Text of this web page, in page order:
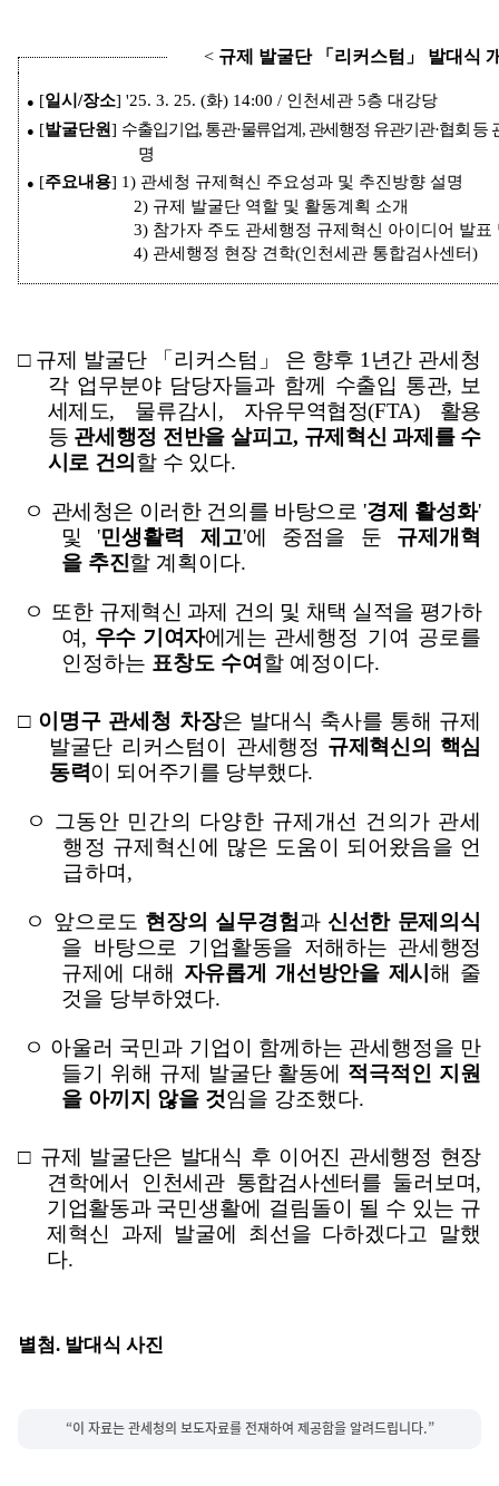
< 규제 발굴단 「 리커스텀 」 발대식
● [일시 /장소] '25. 3. 25. (화) 14:00 / 인천세관 5층 대강당
● [발굴단원] 수출입기업, 통관·물류업계 , 관세행정 유관기관·협회 등
명
● [주요내용] 1) 관세청 규제혁신 주요성과 및 추진방향 설명
2) 규제 발굴단 역할 및 활동계획 소개
3) 참가자 주도 관세행정 규제혁신 아이디어 발표
4) 관세행정 현장 견학(인천세관 통합검사센터)
□ 규제 발굴단 「 리커스텀」 은 향후 1년간 관세청
각 업무분야 담당자들과 함께 수출입 통관, 보
세제도, 물류감시 , 자유무역협정(FTA) 활용
등 관세행정 전반을 살피고, 규제혁신 과제를 수
시로 건의 할 수 있다.
ㅇ 관세청은 이러한 건의를 바탕으로 '경제 활성화'
및'민생활력 제고'에 중점을 둔 규제개혁
을 추진할 계획이다.
ㅇ 또한 규제혁신 과제 건의 및 채택 실적을 평가하
여, 우수 기여자에게는 관세행정 기여 공로를
인정하는 표창도 수여 할 예정이다.
□ 이명구 관세청 차장은 발대식 축사를 통해 규제
발굴단 리커스텀이 관세행정 규제혁신의 핵심
동력이 되어주기를 당부했다.
ㅇ 그동안 민간의 다양한 규제개선 건의가 관세
행정 규제혁신에 많은 도움이 되어왔음을 언
급하며 ,
ㅇ 앞으로도 현장의 실무경험과 신선한 문제의식
을 바탕으로 기업활동을 저해하는 관세행정
규제에 대해 자유롭게 개선방안을 제시해
줄
것을 당부하였다.
ㅇ 아울러 국민과 기업이 함께하는 관세행정을 만
들기 위해 규제 발굴단 활동에 적극적인 지원
을 아끼지 않을 것임을 강조했다.
□ 규제 발굴단은 발대식 후 이어진 관세행정 현장
견학에서 인천세관 통합검사센터를 둘러보며,
기업활동과 국민생활에 걸림돌이 될 수 있는 규
제혁신 과제 발굴에 최선을 다하겠다고 말했
다.
별첨. 발대식 사진
“이 자료는 관세청의 보도자료를 전재하여 제공함을 알려드립니다.”